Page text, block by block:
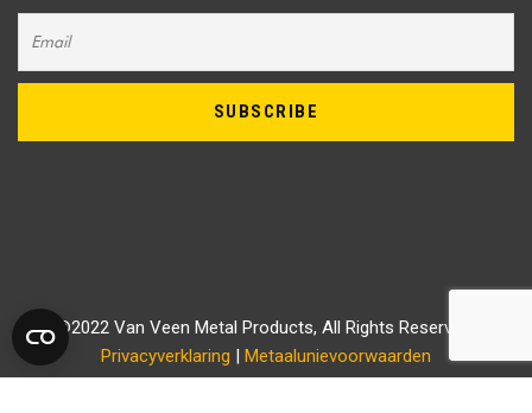
©2022 Van Veen Metal Products, All Rights Reserved.
Privacyverklaring
Metaalunievoorwaarden